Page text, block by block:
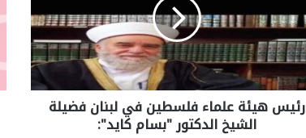
رئيس هيئة علماء فلسطين في لبنان فضيلة
الشيخ الدكتور "بسام كايد":